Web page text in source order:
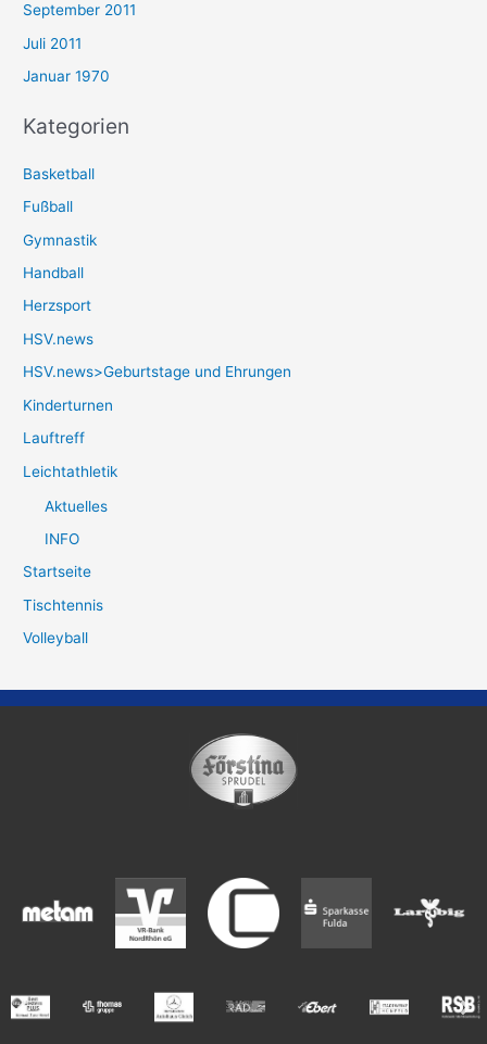
September 2011
Juli 2011
Januar 1970
Kategorien
Basketball
Fußball
Gymnastik
Handball
Herzsport
HSV.news
HSV.news>Geburtstage und Ehrungen
Kinderturnen
Lauftreff
Leichtathletik
Aktuelles
INFO
Startseite
Tischtennis
Volleyball